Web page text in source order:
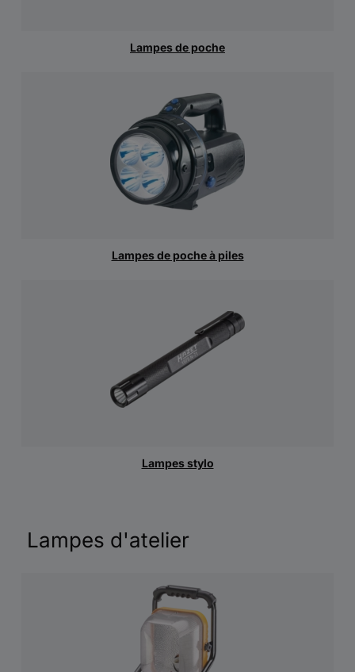
Lampes de poche
Lampes de poche à piles
Lampes stylo
Lampes d'atelier